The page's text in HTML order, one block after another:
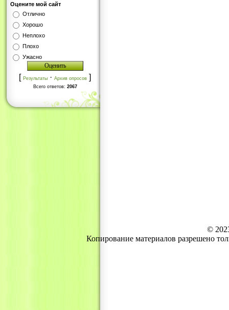
Оцените мой сайт
Отлично
Хорошо
Неплохо
Плохо
Ужасно
[ Результаты · Архив опросов ]
Всего ответов: 2067
©
Копирование материалов разрешено